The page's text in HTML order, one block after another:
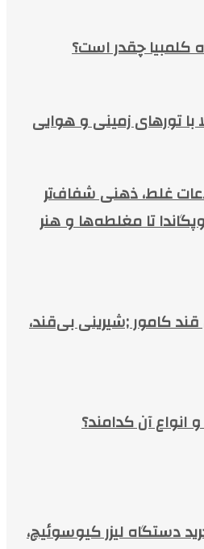
کلمبیا چقدر است؟
با تورهای زمینی و هوایی
غلط، ذهنی شفاف‌تر
تا مغلطه‌ها و هنر
کامور ;شیرینی بی‌قند،
آن کدامند؟
دستگاه لیزر کیوسوئیچ،